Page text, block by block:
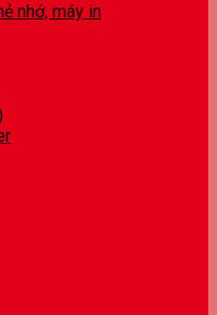
nhớ, máy in